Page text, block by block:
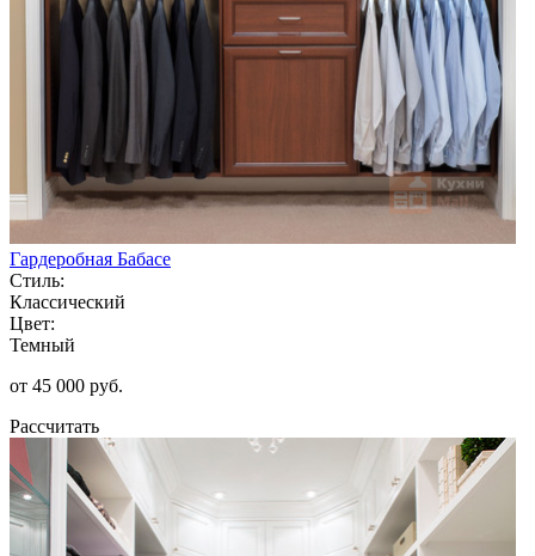
Гардеробная Бабасе
Стиль:
Классический
Цвет:
Темный
от 45 000 руб.
Рассчитать